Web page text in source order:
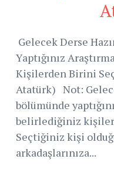
Gelecek Derse
Yaptığınız
Kişilerden Birini
Atatürk) Not:
bölümünde
belirlediğiniz
Seçtiğiniz kişi
arkadaşlarınıza...